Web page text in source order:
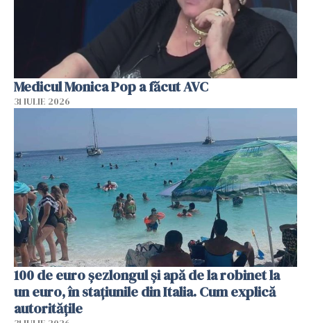
Medicul Monica Pop a făcut AVC
31 IULIE 2026
100 de euro șezlongul și apă de la robinet la
un euro, în stațiunile din Italia. Cum explică
autoritățile